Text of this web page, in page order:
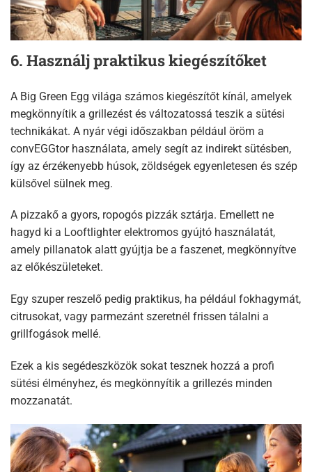
6. Használj praktikus kiegészítőket
A Big Green Egg világa számos kiegészítőt kínál, amelyek
megkönnyítik a grillezést és változatossá teszik a sütési
technikákat. A nyár végi időszakban például öröm a
convEGGtor használata, amely segít az indirekt sütésben,
így az érzékenyebb húsok, zöldségek egyenletesen és szép
külsővel sülnek meg.
A pizzakő a gyors, ropogós pizzák sztárja. Emellett ne
hagyd ki a Looftlighter elektromos gyújtó használatát,
amely pillanatok alatt gyújtja be a faszenet, megkönnyítve
az előkészületeket.
Egy szuper reszelő pedig praktikus, ha például fokhagymát,
citrusokat, vagy parmezánt szeretnél frissen tálalni a
grillfogások mellé.
Ezek a kis segédeszközök sokat tesznek hozzá a profi
sütési élményhez, és megkönnyítik a grillezés minden
mozzanatát.